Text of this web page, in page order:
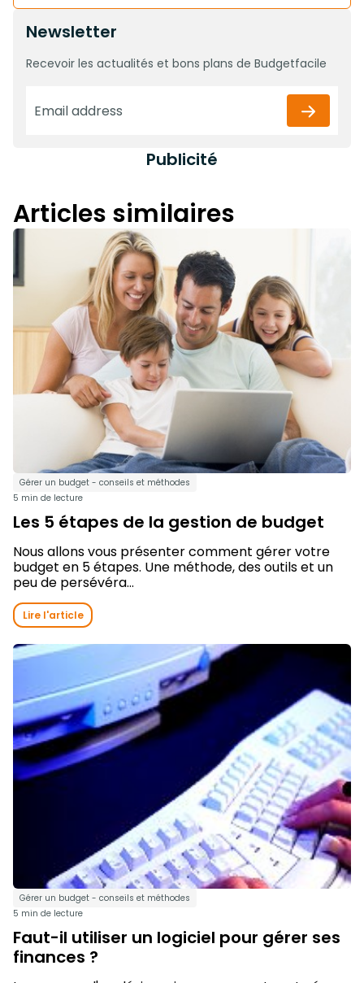
Newsletter
Recevoir les actualités et bons plans de Budgetfacile
Publicité
Articles similaires
Gérer un budget - conseils et méthodes
5 min de lecture
Les 5 étapes de la gestion de budget
Nous allons vous présenter comment gérer votre
budget en 5 étapes. Une méthode, des outils et un
peu de persévéra...
Lire l'article
Gérer un budget - conseils et méthodes
5 min de lecture
Faut-il utiliser un logiciel pour gérer ses
finances ?